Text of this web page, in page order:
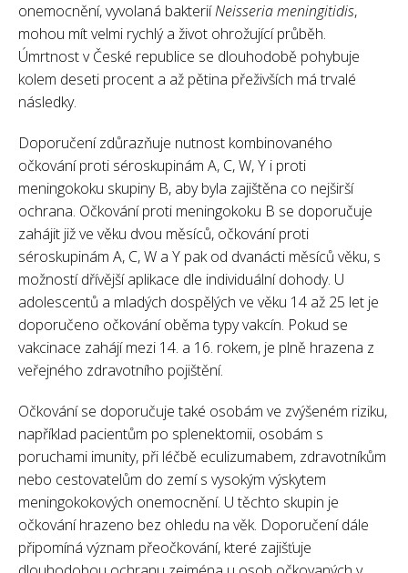
onemocnění, vyvolaná bakteriíNeisseria meningitidis,
mohou mít velmi rychlý a život ohrožující průběh.
Úmrtnost v České republice se dlouhodobě pohybuje
kolem deseti procent a až pětina přeživších má trvalé
následky.
Doporučení zdůrazňuje nutnost kombinovaného
očkování proti séroskupinám A, C, W, Y i proti
meningokoku skupiny B, aby byla zajištěna co nejširší
ochrana. Očkování proti meningokoku B se doporučuje
zahájit již ve věku dvou měsíců, očkování proti
séroskupinám A, C, W a Y pak od dvanácti měsíců věku, s
možností dřívější aplikace dle individuální dohody. U
adolescentů a mladých dospělých ve věku 14 až 25 let je
doporučeno očkování oběma typy vakcín. Pokud se
vakcinace zahájí mezi 14. a 16. rokem, je plně hrazena z
veřejného zdravotního pojištění.
Očkování se doporučuje také osobám ve zvýšeném riziku,
například pacientům po splenektomii, osobám s
poruchami imunity, při léčbě eculizumabem, zdravotníkům
nebo cestovatelům do zemí s vysokým výskytem
meningokokových onemocnění. U těchto skupin je
očkování hrazeno bez ohledu na věk. Doporučení dále
připomíná význam přeočkování, které zajišťuje